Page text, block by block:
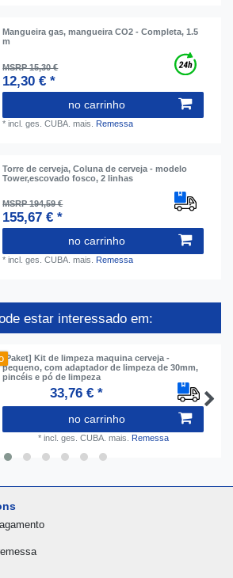
Mangueira gas, mangueira CO2 - Completa, 1.5
m
MSRP 15,30 €
12,30 € *
no carrinho
*incl. ges. CUBA. mais. Remessa
Torre de cerveja, Coluna de cerveja - modelo
Tower,escovado fosco, 2 linhas
MSRP 194,59 €
155,67 € *
no carrinho
*incl. ges. CUBA. mais. Remessa
estar interessado em:
[Paket] Kit de limpeza maquina cerveja -
pequeno, com adaptador de limpeza de 30mm,
pincéis e pó de limpeza
33,76 € *
no carrinho
* incl. ges. CUBA. mais. Remessa